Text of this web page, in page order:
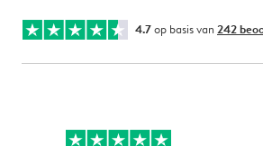
4.7op basis van 242